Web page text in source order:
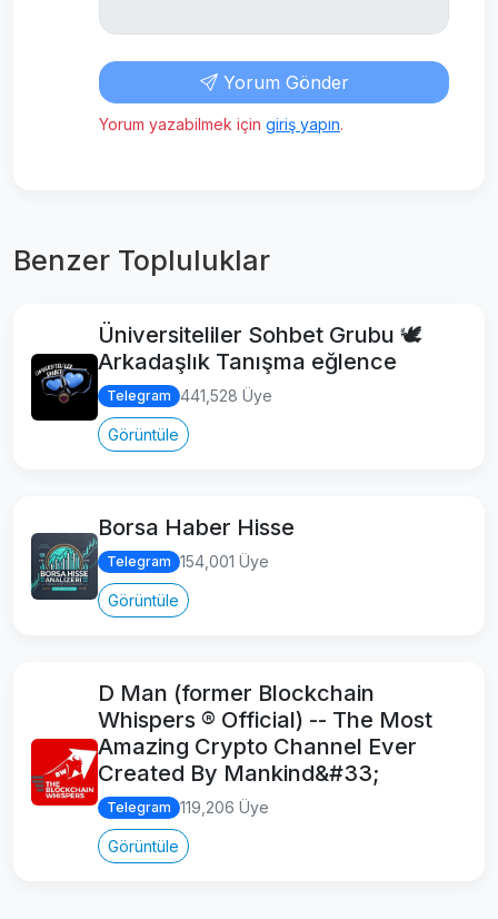
Yorum Gönder
Yorum yazabilmek için giriş yapın.
Benzer Topluluklar
Üniversiteliler Sohbet Grubu 🕊
Arkadaşlık Tanışma eğlence
Telegram 441,528 Üye
Görüntüle
Borsa Haber Hisse
Telegram 154,001 Üye
Görüntüle
D Man (former Blockchain
Whispers ® Official) -- The Most
Amazing Crypto Channel Ever
Created By Mankind&#33;
Telegram 119,206 Üye
Görüntüle